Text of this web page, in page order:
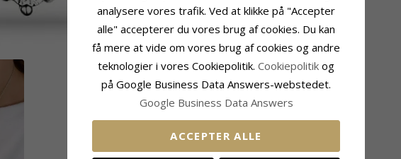
analysere vores trafik. Ved at klikke på "Accepter
alle" accepterer du vores brug af cookies. Du kan
få mere at vide om vores brug af cookies og andre
teknologier i vores Cookiepolitik. Cookiepolitik og
på Google Business Data Answers-webstedet.
Google Business Data Answers
ACCEPTER ALLE